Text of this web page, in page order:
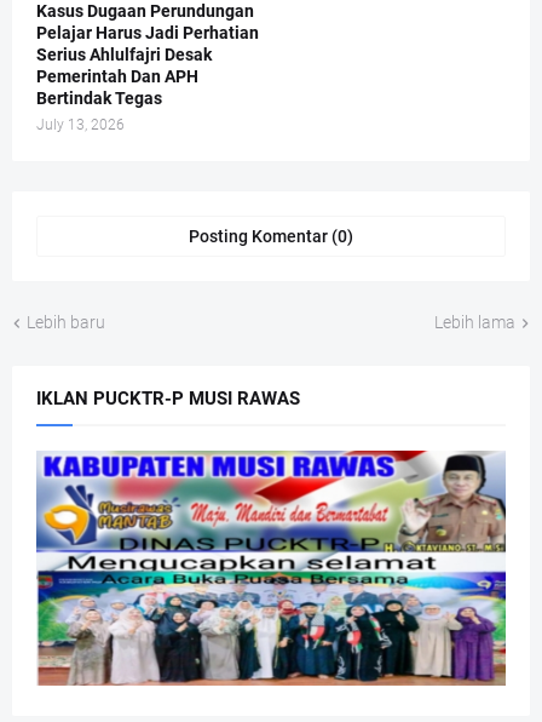
Kasus Dugaan Perundungan
Pelajar Harus Jadi Perhatian
Serius Ahlulfajri Desak
Pemerintah Dan APH
Bertindak Tegas
July 13, 2026
Posting Komentar (0)
Lebih baru Lebih lama
IKLAN PUCKTR-P MUSI RAWAS